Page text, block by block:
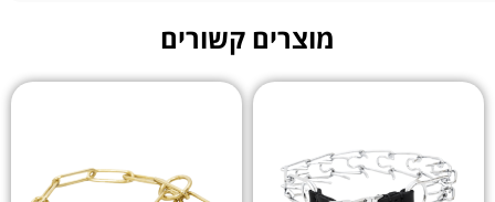
מוצרים קשורים